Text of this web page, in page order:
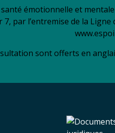
émotionnelle et
par l’entremise de la Ligne
sont offerts en